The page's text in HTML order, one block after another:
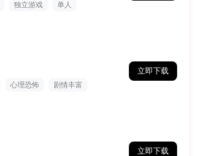
独立游戏 单人
心理恐怖
剧情丰富
立即下载
立即下载